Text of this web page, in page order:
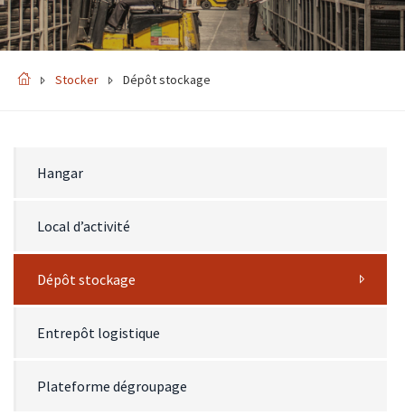
Stocker Dépôt stockage
Hangar
Local d’activité
Dépôt stockage
Entrepôt logistique
Plateforme dégroupage